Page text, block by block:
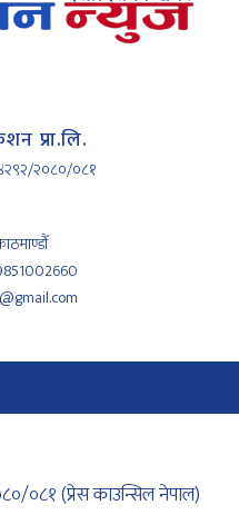
प्रा.लि.
४२९२/२०८०/०८१
०८१ (प्रेस काउन्सिल नेपाल)